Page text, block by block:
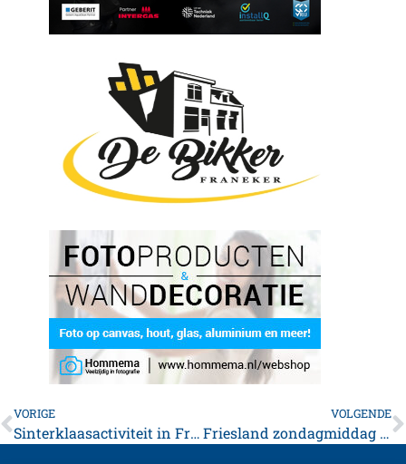
VORIGE
Sinterklaasactiviteit in Franeker: Vandaag Lichtjestocht en festival
VOLGENDE
Friesland zondagmiddag en -avond kansrijk voor gladheid door (natte) sneeuw